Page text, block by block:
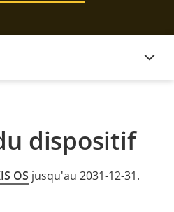
dispositif
OS jusqu'au 2031-12-31.